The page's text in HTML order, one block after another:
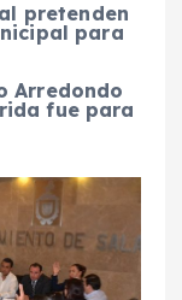
pretenden
para
Arredondo
fue para